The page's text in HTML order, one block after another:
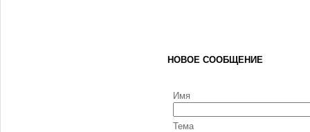
НОВОЕ СООБЩЕНИЕ
Имя
Тема